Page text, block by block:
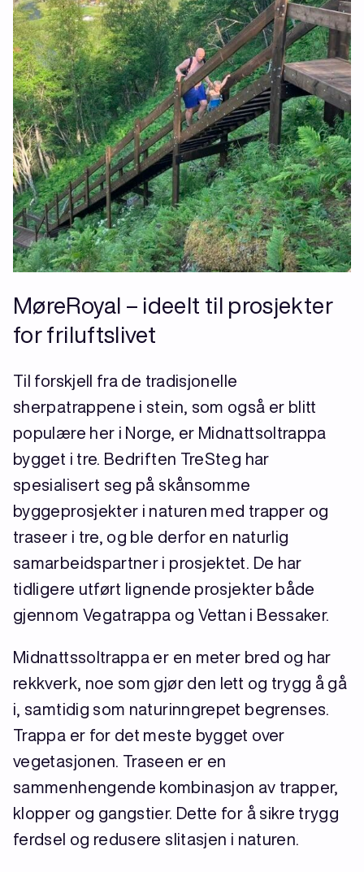
MøreRoyal – ideelt til prosjekter
for friluftslivet
Til forskjell fra de tradisjonelle
sherpatrappene i stein, som også er blitt
populære her i Norge, er Midnattsoltrappa
bygget i tre. Bedriften TreSteg har
spesialisert seg på skånsomme
byggeprosjekter i naturen med trapper og
traseer i tre, og ble derfor en naturlig
samarbeidspartner i prosjektet. De har
tidligere utført lignende prosjekter både
gjennom Vegatrappa og Vettan i Bessaker.
Midnattssoltrappa er en meter bred og har
rekkverk, noe som gjør den lett og trygg å gå
i, samtidig som naturinngrepet begrenses.
Trappa er for det meste bygget over
vegetasjonen. Traseen er en
sammenhengende kombinasjon av trapper,
klopper og gangstier. Dette for å sikre trygg
ferdsel og redusere slitasjen i naturen.